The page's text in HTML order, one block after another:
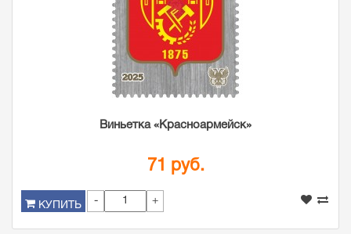
Виньетка «Красноармейск»
71 руб.
КУПИТЬ - +